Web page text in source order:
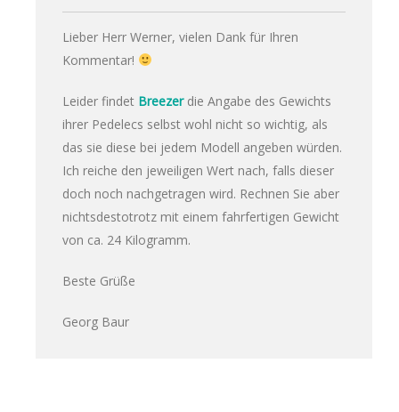
Lieber Herr Werner, vielen Dank für Ihren
Kommentar!
Leider findet Breezerdie Angabe des Gewichts
ihrer Pedelecs selbst wohl nicht so wichtig, als
das sie diese bei jedem Modell angeben würden.
Ich reiche den jeweiligen Wert nach, falls dieser
doch noch nachgetragen wird. Rechnen Sie aber
nichtsdestotrotz mit einem fahrfertigen Gewicht
von ca. 24 Kilogramm.
Beste Grüße
Georg Baur